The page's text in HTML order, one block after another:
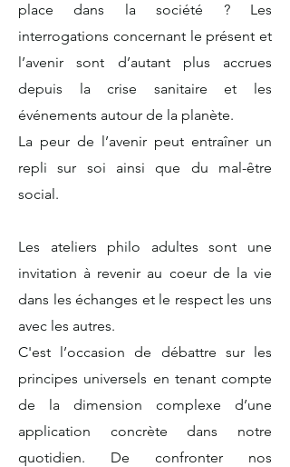
place dans la société ? Les
interrogations concernant le présent et
l’avenir sont d’autant plus accrues
depuis la crise sanitaire et les
événements autour de la planète.
La peur de l’avenir peut entraîner un
repli sur soi ainsi que du mal-être
social.
Les ateliers philo adultes sont une
invitation à revenir au coeur de la vie
dans les échanges et le respect les uns
avec les autres.
C'est l’occasion de débattre sur les
principes universels en tenant compte
de la dimension complexe d’une
application concrète dans notre
quotidien. De confronter nos